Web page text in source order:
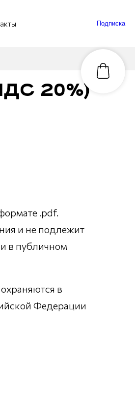
Подписка
20%)
.pdf.
и не подлежит
в публичном
в
Федерации